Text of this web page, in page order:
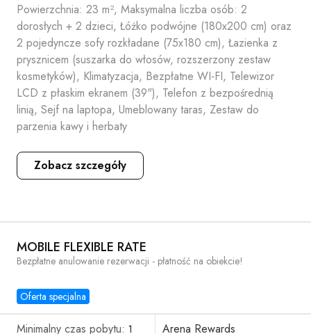
Powierzchnia: 23 m², Maksymalna liczba osób: 2
dorosłych + 2 dzieci, Łóżko podwójne (180x200 cm) oraz
2 pojedyncze sofy rozkładane (75x180 cm), Łazienka z
prysznicem (suszarka do włosów, rozszerzony zestaw
kosmetyków), Klimatyzacja, Bezpłatne WI-FI, Telewizor
LCD z płaskim ekranem (39"), Telefon z bezpośrednią
linią, Sejf na laptopa, Umeblowany taras, Zestaw do
parzenia kawy i herbaty
Zobacz szczegóły
MOBILE FLEXIBLE RATE
Oferta specjalna
Bezpłatne anulowanie rezerwacji - płatność na obiekcie!
Minimalny czas pobytu: 1
Arena Rewards